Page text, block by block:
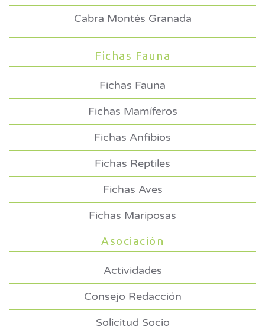
Cabra Montés Granada
Fichas Fauna
Fichas Fauna
Fichas Mamíferos
Fichas Anfibios
Fichas Reptiles
Fichas Aves
Fichas Mariposas
Asociación
Actividades
Consejo Redacción
Solicitud Socio